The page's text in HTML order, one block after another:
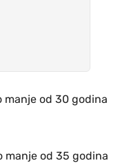
manje od 30 godina
manje od 35 godina